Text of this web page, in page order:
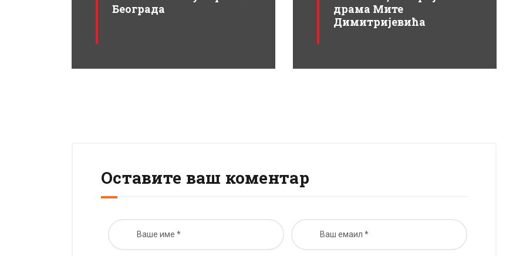
Београда
драма Мите
Димитријевића
Оставите ваш коментар